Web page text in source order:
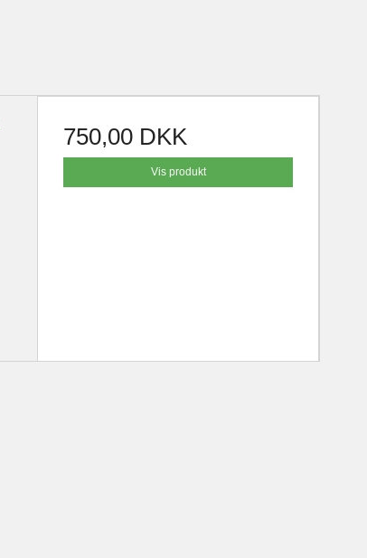
750,00 DKK
Vis produkt